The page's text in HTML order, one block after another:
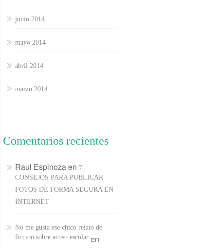
junio 2014
mayo 2014
abril 2014
marzo 2014
Comentarios recientes
Raul Espinozaen 7
CONSEJOS PARA PUBLICAR
FOTOS DE FORMA SEGURA EN
INTERNET
No me gusta ese chico relato de
ficcion sobre acoso escolaren